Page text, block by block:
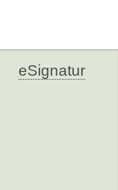
eSignatur